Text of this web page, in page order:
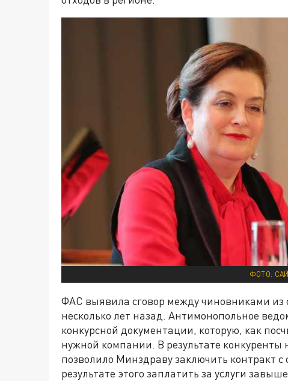
ФОТО:
ФАС выявила сговор между чиновниками
несколько лет назад. Антимонопольное
конкурсной документации, которую, как
нужной компании. В результате конкуренты
позволило Минздраву заключить контракт
результате этого заплатить за услуги